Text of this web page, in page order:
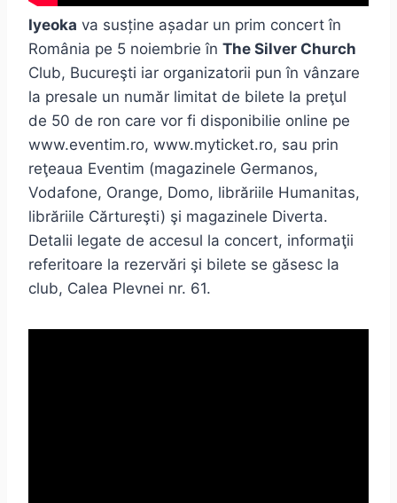
Iyeoka va susține așadar un prim concert în
România pe 5 noiembrie în The Silver Church
Club, Bucureşti iar organizatorii pun în vânzare
la presale un număr limitat de bilete la preţul
de 50 de ron care vor fi disponibilie online pe
www.eventim.ro, www.myticket.ro, sau prin
reţeaua Eventim (magazinele Germanos,
Vodafone, Orange, Domo, librăriile Humanitas,
librăriile Cărtureşti) şi magazinele Diverta.
Detalii legate de accesul la concert, informaţii
referitoare la rezervări şi bilete se găsesc la
club, Calea Plevnei nr. 61.